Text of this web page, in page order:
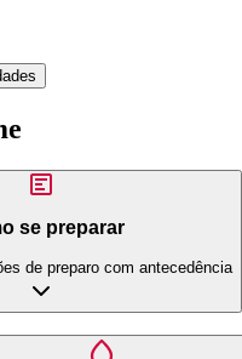
se preparar
de preparo com antecedência